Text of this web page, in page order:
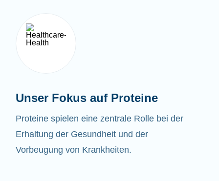
Unser Fokus auf Proteine
Proteine spielen eine zentrale Rolle bei der
Erhaltung der Gesundheit und der
Vorbeugung von Krankheiten.